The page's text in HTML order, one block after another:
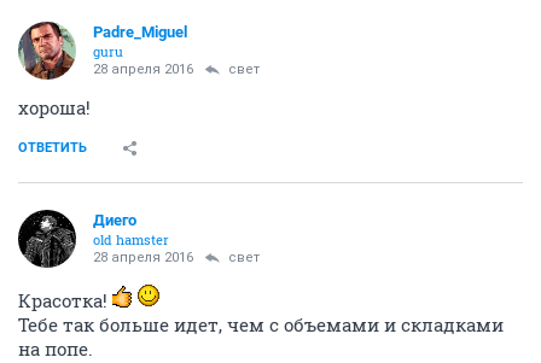
Padre_Miguel
guru
28 апреля 2016 свет
хороша!
ОТВЕТИТЬ
Диего
old hamster
28 апреля 2016 свет
Красотка!
Тебе так больше идет, чем с объемами и складками
на попе.